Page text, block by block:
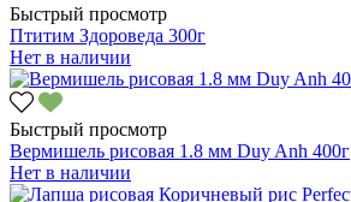
Быстрый просмотр
Птитим Здороведа 300г
Нет в наличии
Быстрый просмотр
Вермишель рисовая 1.8 мм Duy Anh 400г
Нет в наличии